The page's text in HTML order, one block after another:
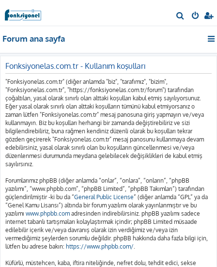
r
Forum ana sayfa
Fonksiyonelas.com.tr - Kullanım koşulları
"Fonksiyonelas.com.tr" (diğer anlamda "biz", "tarafımız", "bizim",
"Fonksiyonelas.com.tr", "https://fonksiyonelas.com.tr/forum") tarafından
çoğaltılan, yasal olarak sınırlı olan alttaki koşulları kabul etmiş sayılıyorsunuz.
Eğer yasal olarak sınırlı olan alttaki koşulların tümünü kabul etmiyorsanız o
zaman lütfen "Fonksiyonelas.com.tr" mesaj panosuna giriş yapmayın ve/veya
kullanmayın. Biz bu koşulları herhangi bir zamanda değiştirebiliriz ve sizi
bilgilendirebiliriz, buna rağmen kendiniz düzenli olarak bu koşulları tekrar
gözden geçirerek "Fonksiyonelas.com.tr" mesaj panosunu kullanmaya devam
edebilirsiniz, yasal olarak sınırlı olan bu koşulların güncellenmesi ve/veya
düzenlenmesi durumunda meydana gelebilecek değişiklikleri de kabul etmiş
sayılırsınız.
Forumlarımız phpBB (diğer anlamda “onlar”, “onlara”, “onların”, “phpBB
yazılımı”, “www.phpbb.com”, “phpBB Limited”, “phpBB Takımları”) tarafından
güçlendirilmiştir -ki bu da “General Public License” (diğer anlamda “GPL” ya da
“Genel Kamu Lisansı”) altında bir forum yazılımı olarak yayınlanmıştır ve bu
yazılımı www.phpbb.com adresinden indirebilirsiniz. phpBB yazılımı sadece
internet tabanlı tartışmaları kolaylaştırmak içindir; phpBB Limited müsaade
edilebilir içerik ve/veya davranış olarak izin verdiğimiz ve/veya izin
vermediğimiz şeylerden sorumlu değildir. phpBB hakkında daha fazla bilgi için,
lütfen bu adrese bakın: https://www.phpbb.com/.
Küfürlü, müstehcen, kaba, iftira niteliğinde, nefret dolu, tehdit edici, sekse